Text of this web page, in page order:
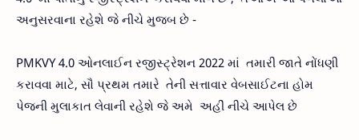
અનુસરવાના રહેશે જે નીચે મુજબ છે -
PMKVY 4.0 ઓનલાઈન રજીસ્ટ્રેશન 2022 માં તમારી જાતે નોંધણી
કરાવવા માટે, સૌ પ્રથમ તમારે તેની સત્તાવાર વેબસાઈટના હોમ
પેજની મુલાકાત લેવાની રહેશે જે અમે અહીં નીચે આપેલ છે